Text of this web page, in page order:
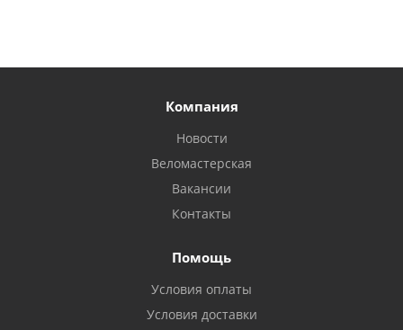
Компания
Новости
Веломастерская
Вакансии
Контакты
Помощь
Условия оплаты
Условия доставки